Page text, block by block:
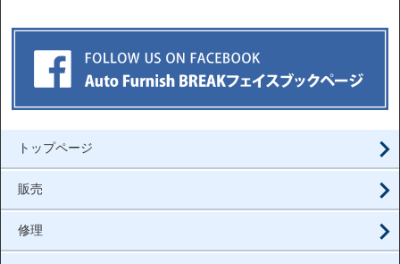
トップページ
販売
修理